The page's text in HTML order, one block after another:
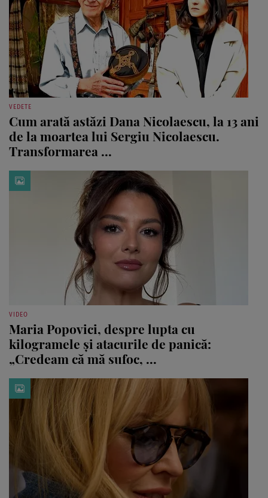
VEDETE
Cum arată astăzi Dana Nicolaescu, la 13 ani
de la moartea lui Sergiu Nicolaescu.
Transformarea ...
VIDEO
Maria Popovici, despre lupta cu
kilogramele și atacurile de panică:
„Credeam că mă sufoc, ...